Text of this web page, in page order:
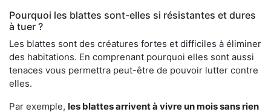
Pourquoi les blattes sont-elles si résistantes et dures
à tuer ?
Les blattes sont des créatures fortes et difficiles à éliminer
des habitations. En comprenant pourquoi elles sont aussi
tenaces vous permettra peut-être de pouvoir lutter contre
elles.
Par exemple, les blattes arrivent à vivre un mois sans rien